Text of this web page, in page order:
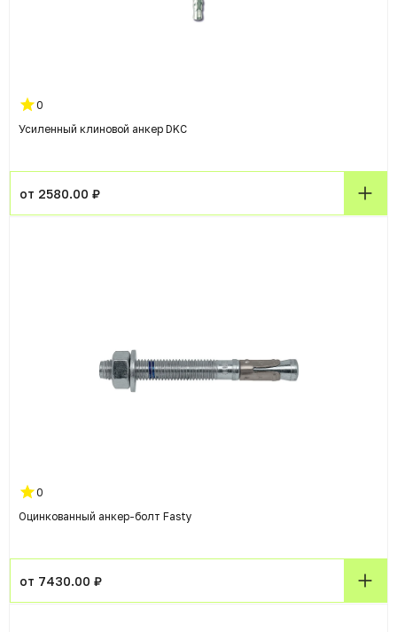
0
Усиленный клиновой анкер DKC
от 2580.00 ₽
0
Оцинкованный анкер-болт Fasty
от 7430.00 ₽